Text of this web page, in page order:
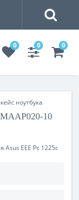
0 0 0
ноутбука
10